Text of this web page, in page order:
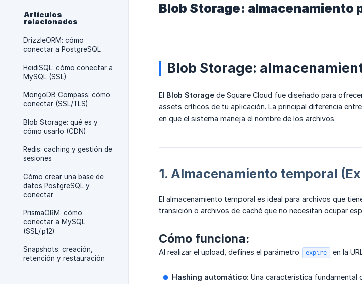
Artículos
relacionados
DrizzleORM: cómo
conectar a PostgreSQL
HeidiSQL: cómo conectar a
MySQL (SSL)
MongoDB Compass: cómo
conectar (SSL/TLS)
Blob Storage: qué es y
cómo usarlo (CDN)
Redis: caching y gestión de
sesiones
Cómo crear una base de
datos PostgreSQL y
conectar
PrismaORM: cómo
conectar a MySQL
(SSL/.p12)
Snapshots: creación,
retención y restauración
Blob Storage:
Blob Storage:
El Blob Storage de Square Cloud fue diseñado para
assets críticos de tu aplicación. La principal diferencia
en que el sistema maneja el nombre de los archivos.
1. Almacenamiento temporal
El almacenamiento temporal es ideal para archivos que
transición o archivos de caché que no necesitan ocupar
Cómo funciona:
Al realizar el upload, defines el parámetro expire en la
Hashing automático: Una característica fundamental